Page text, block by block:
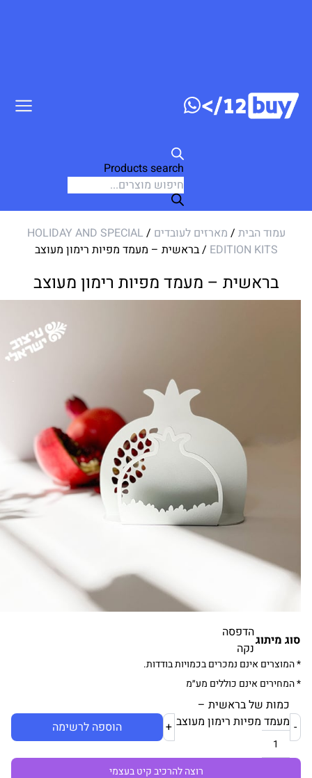
Products search
עמוד הבית/מארזים לעובדים/
HOLIDAY AND SPECIAL
EDITION KITS/ בראשית – מעמד מפיות רימון מעוצב
בראשית – מעמד מפיות רימון מעוצב
סוג מיתוג הדפסה
נקה
* המוצרים אינם נמכרים בכמויות בודדות.
* המחירים אינם כוללים מע״מ
כמות של בראשית –
מעמד מפיות רימון מעוצב + הוספה לרשימה
רוצה להרכיב קיט בעצמי